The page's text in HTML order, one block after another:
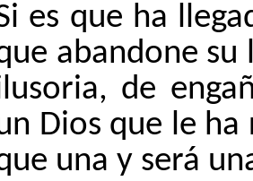
es que ha
abandone
de
Dios que le
una y será